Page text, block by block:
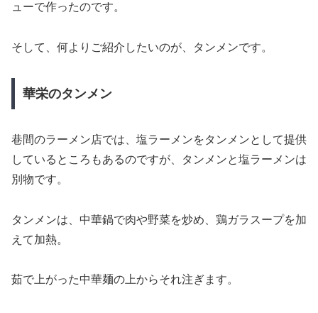
ューで作ったのです。
そして、何よりご紹介したいのが、タンメンです。
華栄のタンメン
巷間のラーメン店では、塩ラーメンをタンメンとして提供
しているところもあるのですが、タンメンと塩ラーメンは
別物です。
タンメンは、中華鍋で肉や野菜を炒め、鶏ガラスープを加
えて加熱。
茹で上がった中華麺の上からそれ注ぎます。